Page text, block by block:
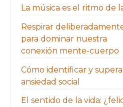
La música es el ritmo de
Respirar
para dominar nuestra
conexión mente-cuerpo
Cómo identificar y
ansiedad social
El sentido de la vida: